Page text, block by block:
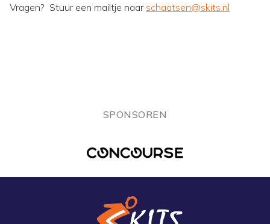
Vragen? Stuur een mailtje naar schaatsen@skits.nl
SPONSOREN